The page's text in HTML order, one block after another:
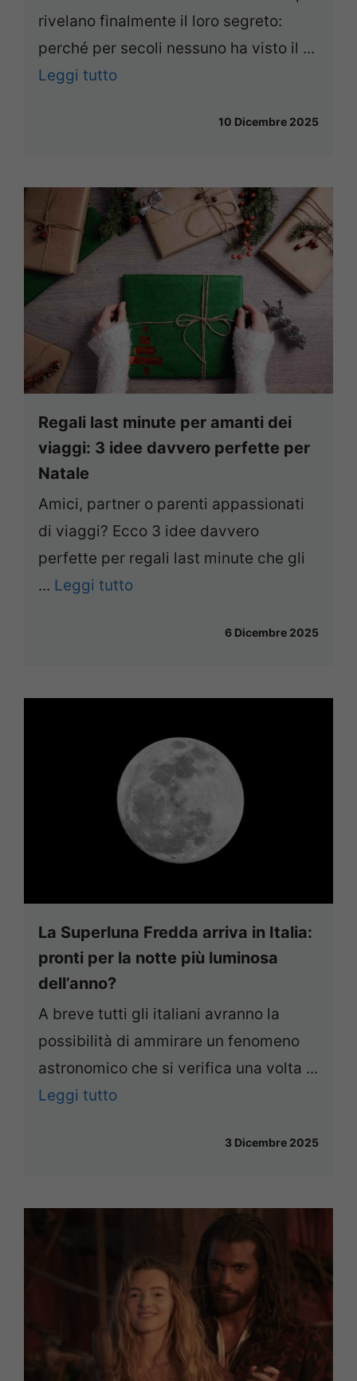
rivelano finalmente il loro segreto:
perché per secoli nessuno ha visto il ...
Leggi tutto
10 Dicembre 2025
Regali last minute per amanti dei
viaggi: 3 idee davvero perfette per
Natale
Amici, partner o parenti appassionati
di viaggi? Ecco 3 idee davvero
perfette per regali last minute che gli
... Leggi tutto
6 Dicembre 2025
La Superluna Fredda arriva in Italia:
pronti per la notte più luminosa
dell’anno?
A breve tutti gli italiani avranno la
possibilità di ammirare un fenomeno
astronomico che si verifica una volta ...
Leggi tutto
3 Dicembre 2025